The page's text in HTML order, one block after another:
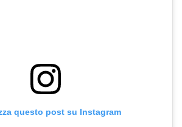
questo post su Instagram